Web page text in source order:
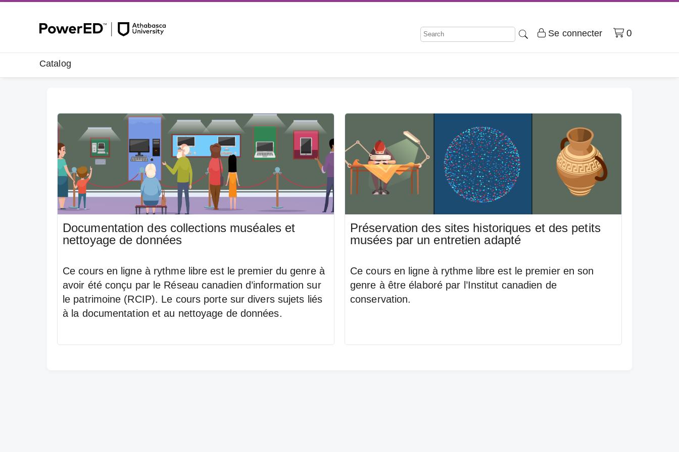
Se connecter Panier
0
Catalog
Documentation des collections muséales et
nettoyage de données
Ce cours en ligne à rythme libre est le premier du genre à
avoir été conçu par le Réseau canadien d’information sur
le patrimoine (RCIP). Le cours porte sur divers sujets liés
à la documentation et au nettoyage de données.
Préservation des sites historiques et des petits
musées par un entretien adapté
Ce cours en ligne à rythme libre est le premier en son
genre à être élaboré par l’Institut canadien de
conservation.